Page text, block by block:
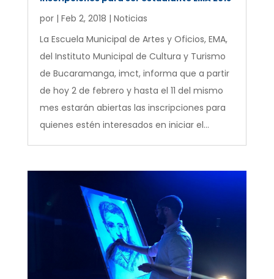
por | Feb 2, 2018 | Noticias
La Escuela Municipal de Artes y Oficios, EMA,
del Instituto Municipal de Cultura y Turismo
de Bucaramanga, imct, informa que a partir
de hoy 2 de febrero y hasta el 11 del mismo
mes estarán abiertas las inscripciones para
quienes estén interesados en iniciar el...